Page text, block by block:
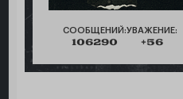
СООБЩЕНИЙ:
106290
УВАЖЕНИЕ:
+56